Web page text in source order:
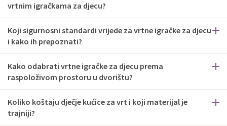
vrtnim igračkama za djecu?
Koji sigurnosni standardi vrijede za vrtne igračke za djecu
i kako ih prepoznati?
Kako odabrati vrtne igračke za djecu prema
raspoloživom prostoru u dvorištu?
Koliko koštaju dječje kućice za vrt i koji materijal je
trajniji?